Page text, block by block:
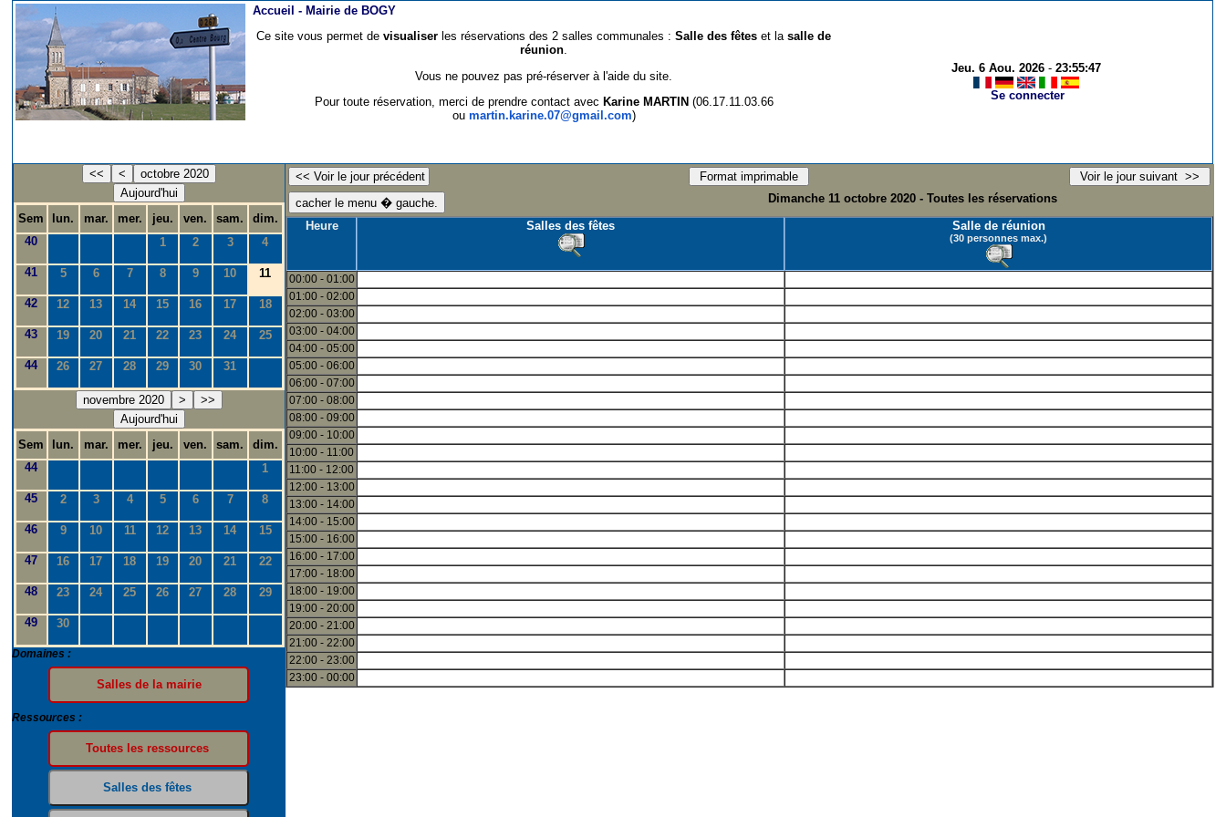
Accueil - Mairie de BOGY
Ce site vous permet devisualiser les réservations des 2 salles communales :Salle des fêtes et lasalle de
réunion.
Vous ne pouvez pas pré-réserver à l'aide du site.
Pour toute réservation, merci de prendre contact avec Karine MARTIN (06.17.11.03.66
ou martin.karine.07@gmail.com)
Jeu. 6 Aou. 2026- 23:55:47
Se connecter
<< <
octobre 2020
Aujourd'hui
Sem
lun. mar. mer. jeu. ven. sam.
dim.
40
1 2 3 4
41 5 6 7 8 9 10 11
42 12 13 14 15 16 17 18
43 19 20 21 22 23 24 25
44 26 27 28 29 30 31
novembre 2020 >
>>
Aujourd'hui
Sem
lun. mar. mer. jeu. ven. sam.
dim.
44
1
45 2 3 4 5 6 7 8
46 9 10 11 12 13 14 15
47 16 17 18 19 20 21 22
48 23 24 25 26 27 28 29
49 30
Domaines :
Ressources :
Dimanche 11 octobre 2020 - Toutes les réservations
Heure
Salles des fêtes Salle de réunion
(30 personnes max.)
00:00 - 01:00
01:00 - 02:00
02:00 - 03:00
03:00 - 04:00
04:00 - 05:00
05:00 - 06:00
06:00 - 07:00
07:00 - 08:00
08:00 - 09:00
09:00 - 10:00
10:00 - 11:00
11:00 - 12:00
12:00 - 13:00
13:00 - 14:00
14:00 - 15:00
15:00 - 16:00
16:00 - 17:00
17:00 - 18:00
18:00 - 19:00
19:00 - 20:00
20:00 - 21:00
21:00 - 22:00
22:00 - 23:00
23:00 - 00:00